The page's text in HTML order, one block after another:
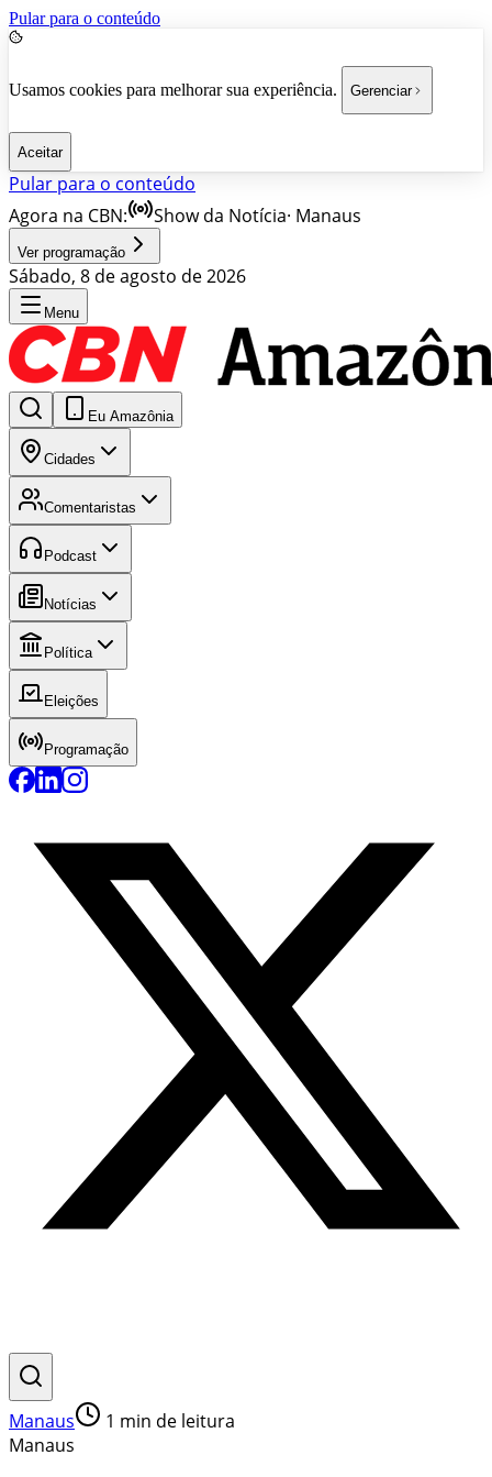
Pular para o conteúdo
Usamos cookies para melhorar sua experiência. Gerenciar
Aceitar
Pular para o conteúdo
Agora na CBN:
Show da Notícia· Manaus
Ver programação
Sábado, 8 de agosto de 2026
Menu
Eu Amazônia
Cidades
Comentaristas
Podcast
Notícias
Política
Eleições
Programação
Manaus 1 min de leitura
Manaus